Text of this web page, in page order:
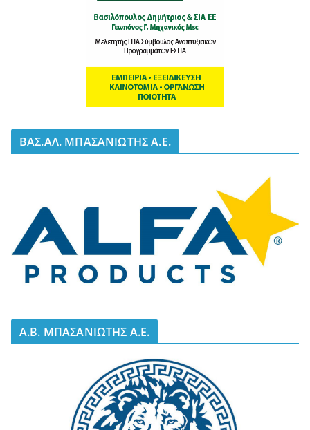
BΑΣ.ΑΛ. ΜΠΑΣΑΝΙΩΤΗΣ Α.Ε.
A.B. ΜΠΑΣΑΝΙΩΤΗΣ Α.Ε.